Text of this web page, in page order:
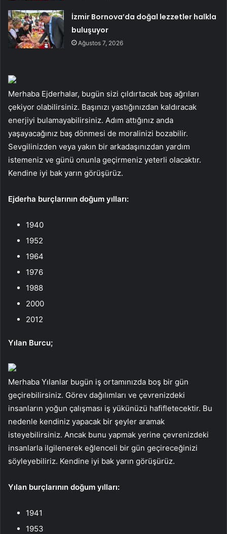
İzmir Bornova’da doğal lezzetler halkla
buluşuyor
Ağustos 7, 2026
Merhaba Ejderhalar, bugün sizi çıldırtacak baş ağrıları
çekiyor olabilirsiniz. Başınızı yastığınızdan kaldıracak
enerjiyi bulamayabilirsiniz. Adım attığınız anda
yaşayacağınız baş dönmesi de moralinizi bozabilir.
Sevgilinizden veya yakın bir arkadaşınızdan yardım
istemeniz ve günü onunla geçirmeniz yeterli olacaktır.
Kendine iyi bak yarın görüşürüz.
Ejderha burçlarının doğum yılları:
1940
1952
1964
1976
1988
2000
2012
Yılan Burcu;
Merhaba Yılanlar bugün iş ortamınızda boş bir gün
geçirebilirsiniz. Görev dağılımları ve çevrenizdeki
insanların yoğun çalışması iş yükünüzü hafifletecektir. Bu
nedenle kendiniz yapacak bir şeyler aramak
isteyebilirsiniz. Ancak bunu yapmak yerine çevrenizdeki
insanlarla ilgilenerek eğlenceli bir gün geçireceğinizi
söyleyebiliriz. Kendine iyi bak yarın görüşürüz.
Yılan burçlarının doğum yılları:
1941
1953